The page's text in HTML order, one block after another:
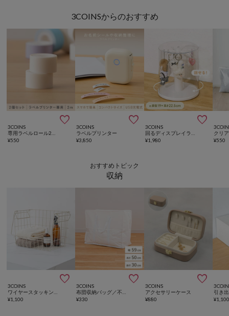
3COINSからのおすすめ

3COINS
¥550

3COINS
ラベルプリンター
¥3,850

3COINS
¥1,980 ¥550
おすすめトピック
収納

3COINS
¥1,100

3COINS
¥330

3COINS
アクセサリーケース
¥880
引き
¥